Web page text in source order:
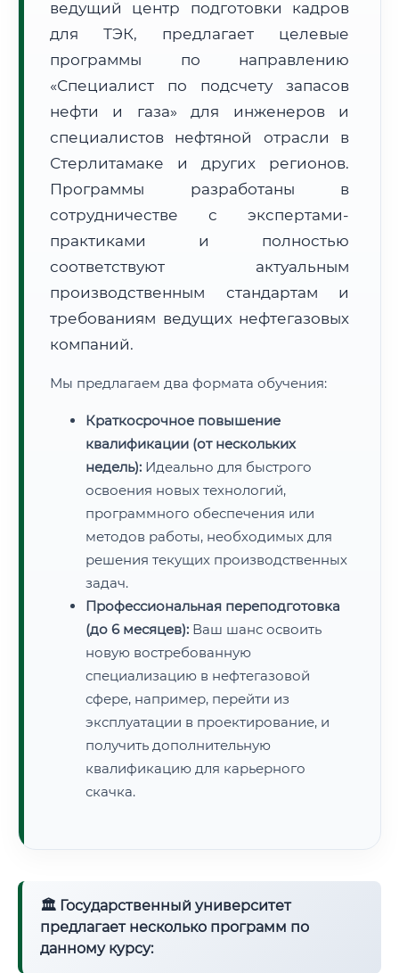
• Маршрут транзита:~1 745 км
📜 Документы и аккредитация ФИС ФРДО
Нажмите на документ для увеличения и просмотра
ведущий центр подготовки кадров
для ТЭК, предлагает целевые
программы по направлению
«Специалист по подсчету запасов
нефти и газа» для инженеров и
специалистов нефтяной отрасли в
Стерлитамаке и других регионов.
Программы разработаны в
сотрудничестве с экспертами-
практиками и полностью
соответствуют актуальным
производственным стандартам и
требованиям ведущих нефтегазовых
компаний.
Мы предлагаем два формата обучения:
Краткосрочное повышение
квалификации (от нескольких
недель): Идеально для быстрого
освоения новых технологий,
программного обеспечения или
методов работы, необходимых для
решения текущих производственных
задач.
Профессиональная переподготовка
(до 6 месяцев): Ваш шанс освоить
новую востребованную
специализацию в нефтегазовой
сфере, например, перейти из
эксплуатации в проектирование, и
получить дополнительную
квалификацию для карьерного
скачка.
🏛 Государственный университет
предлагает несколько программ по
данному курсу: